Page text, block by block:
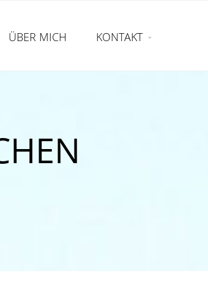
ÜBER MICH KONTAKT